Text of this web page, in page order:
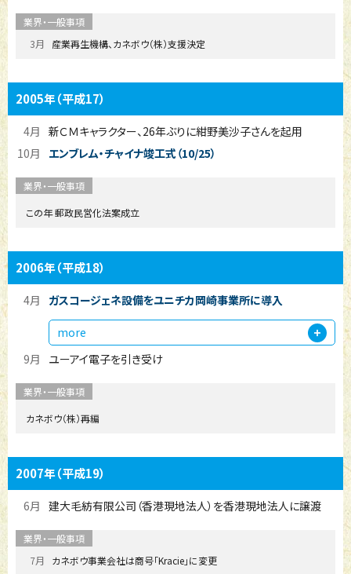
3月 産業再生機構、カネボウ（株）支援決定
2005年（平成17）
4月 新ＣＭキャラクター、26年ぶりに紺野美沙子さんを起用
10月
エンブレム・チャイナ竣工式（10/25）
この年 郵政民営化法案成立
2006年（平成18）
4月 ガスコージェネ設備をユニチカ岡崎事業所に導入
more
9月
ユーアイ電子を引き受け
カネボウ（株）再編
2007年（平成19）
6月 建大毛紡有限公司（香港現地法人）を香港現地法人に譲渡
7月
カネボウ事業会社は商号「Kracie」に変更